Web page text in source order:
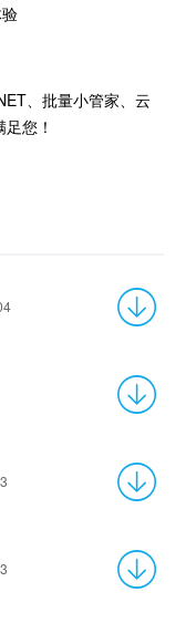
、批量小管家、云
您！